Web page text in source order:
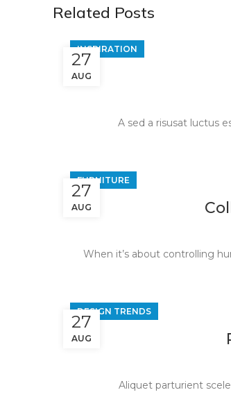
Related Posts
27
AUG
INSPIRATION
A sed a risusat luctus
27
AUG
FURNITURE
When it’s about controlling
27
AUG
DESIGN TRENDS
Aliquet parturient